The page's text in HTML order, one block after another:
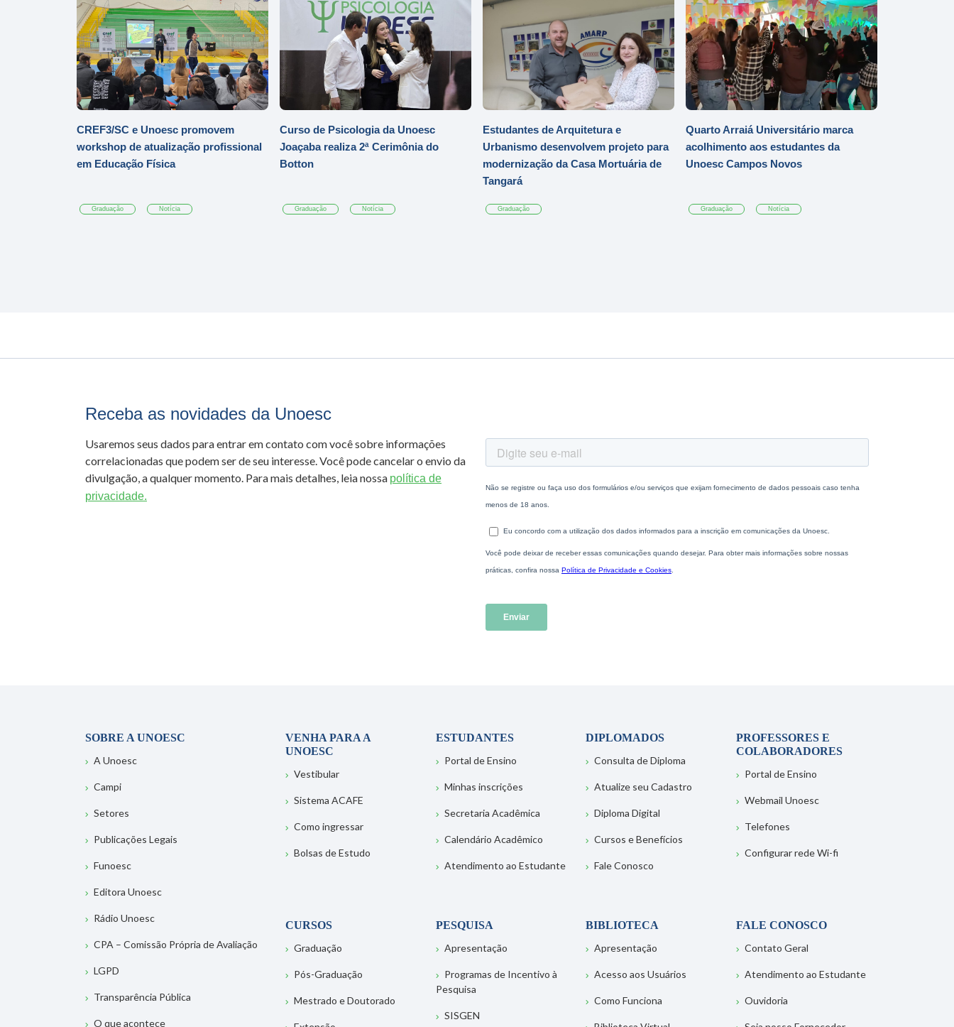
CREF3/SC e Unoesc promovem
workshop de atualização profissional
em Educação Física
Graduação Notícia
Curso de Psicologia da Unoesc
Joaçaba realiza 2ª Cerimônia do
Botton
Graduação Notícia
Estudantes de Arquitetura e
Urbanismo desenvolvem projeto para
modernização da Casa Mortuária de
Tangará
Graduação
Quarto Arraiá Universitário marca
acolhimento aos estudantes da
Unoesc Campos Novos
Graduação Notícia
Receba as novidades da Unoesc
Usaremos seus dados para entrar em contato com você sobre informações
correlacionadas que podem ser de seu interesse. Você pode cancelar o envio da
divulgação, a qualquer momento. Para mais detalhes, leia nossa política de
privacidade.
SOBRE A UNOESC
A Unoesc
Campi
Setores
Publicações Legais
Funoesc
Editora Unoesc
Rádio Unoesc
CPA – Comissão Própria de Avaliação
LGPD
Transparência Pública
O que acontece
VENHA PARA A
UNOESC
Vestibular
Sistema ACAFE
Como ingressar
Bolsas de Estudo
ESTUDANTES
Portal de Ensino
Minhas inscrições
Secretaria Acadêmica
Calendário Acadêmico
Atendimento ao Estudante
DIPLOMADOS
Consulta de Diploma
Atualize seu Cadastro
Diploma Digital
Cursos e Benefícios
Fale Conosco
PROFESSORES E
COLABORADORES
Portal de Ensino
Webmail Unoesc
Telefones
Configurar rede Wi-fi
CURSOS
Graduação
Pós-Graduação
Mestrado e Doutorado
PESQUISA
Apresentação
Programas de Incentivo à
Pesquisa
SISGEN
BIBLIOTECA
Apresentação
Acesso aos Usuários
Como Funciona
FALE CONOSCO
Contato Geral
Atendimento ao Estudante
Ouvidoria